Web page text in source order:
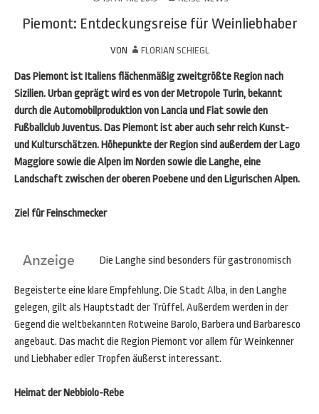
Piemont: Entdeckungsreise für Weinliebhaber
VON FLORIAN SCHIEGL
Das Piemont ist Italiens flächenmäßig zweitgrößte Region nach
Sizilien. Urban geprägt wird es von der Metropole Turin, bekannt
durch die Automobilproduktion von Lancia und Fiat sowie den
Fußballclub Juventus. Das Piemont ist aber auch sehr reich Kunst-
und Kulturschätzen. Höhepunkte der Region sind außerdem der Lago
Maggiore sowie die Alpen im Norden sowie die Langhe, eine
Landschaft zwischen der oberen Poebene und den Ligurischen Alpen.
Ziel für Feinschmecker
Die Langhe sind besonders für gastronomisch
Begeisterte eine klare Empfehlung. Die Stadt Alba, in den Langhe
gelegen, gilt als Hauptstadt der Trüffel. Außerdem werden in der
Gegend die weltbekannten Rotweine Barolo, Barbera und Barbaresco
angebaut. Das macht die Region Piemont vor allem für Weinkenner
und Liebhaber edler Tropfen äußerst interessant.
Heimat der Nebbiolo-Rebe